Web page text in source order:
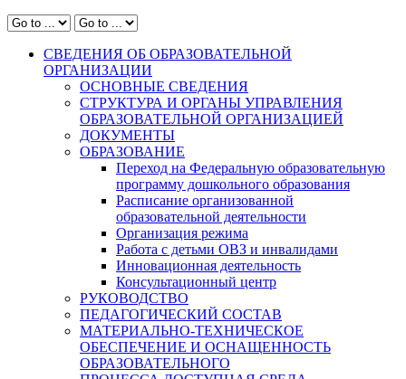
СВЕДЕНИЯ ОБ ОБРАЗОВАТЕЛЬНОЙ
ОРГАНИЗАЦИИ
ОСНОВНЫЕ СВЕДЕНИЯ
СТРУКТУРА И ОРГАНЫ УПРАВЛЕНИЯ
ОБРАЗОВАТЕЛЬНОЙ ОРГАНИЗАЦИЕЙ
ДОКУМЕНТЫ
ОБРАЗОВАНИЕ
Переход на Федеральную образовательную
программу дошкольного образования
Расписание организованной
образовательной деятельности
Организация режима
Работа с детьми ОВЗ и инвалидами
Инновационная деятельность
Консультационный центр
РУКОВОДСТВО
ПЕДАГОГИЧЕСКИЙ СОСТАВ
МАТЕРИАЛЬНО-ТЕХНИЧЕСКОЕ
ОБЕСПЕЧЕНИЕ И ОСНАЩЕННОСТЬ
ОБРАЗОВАТЕЛЬНОГО